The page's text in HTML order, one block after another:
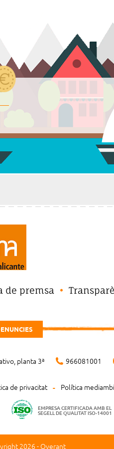
de premsa
planta 3ª 966081001
de privacitat Política
EMPRESA CERTIFICADA AMB EL
SEGELL DE QUALITAT ISO-14001
2026 - Overant